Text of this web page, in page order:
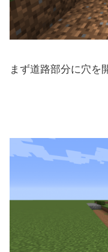
まず道路部分に穴を